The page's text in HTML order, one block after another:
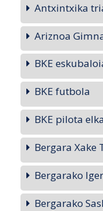
Antxintxika
Ariznoa
BKE
BKE futbola
BKE pilota
Bergara Xake
Bergarako
Bergarako